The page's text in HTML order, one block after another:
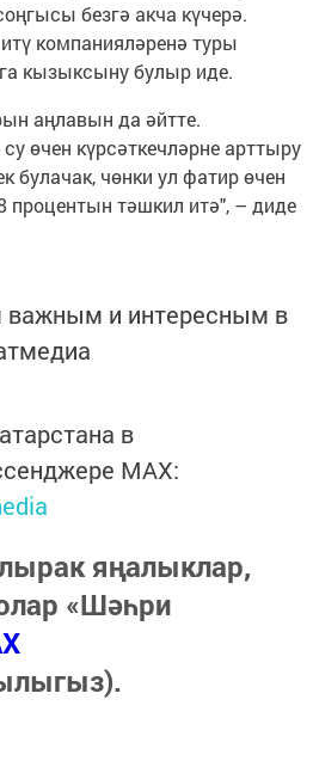
безгә акча күчерә.
компанияләренә туры
кызыксыну булыр иде.
аңлавын да әйтте.
өчен күрсәткечләрне арттыру
булачак, чөнки ул фатир өчен
процентын тәшкил итә", – диде
важным и интересным в
в
MАХ:
яңалыклар,
«Шәһри